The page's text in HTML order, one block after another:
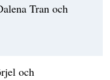
Tran och
och